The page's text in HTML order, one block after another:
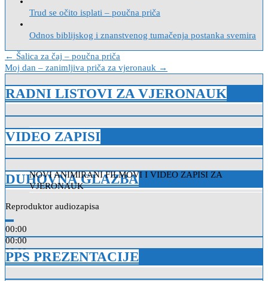
Trud se očito isplati – poučna priča
Odnos biblijskog i znanstvenog tumačenja postanka svemira
Navigacija
objava
← Šalica za čaj – poučna priča
Moj dan – zanimljiva priča za vjeronauk →
RADNI LISTOVI ZA VJERONAUK
VIDEO ZAPISI
NOVI ANIMIRANI FILMOVI I VIDEO ZAPISI ZA
VJERONAUK
DUHOVNA GLAZBA
Reproduktor audiozapisa
00:00
00:00
00:00
PPS PREZENTACIJE